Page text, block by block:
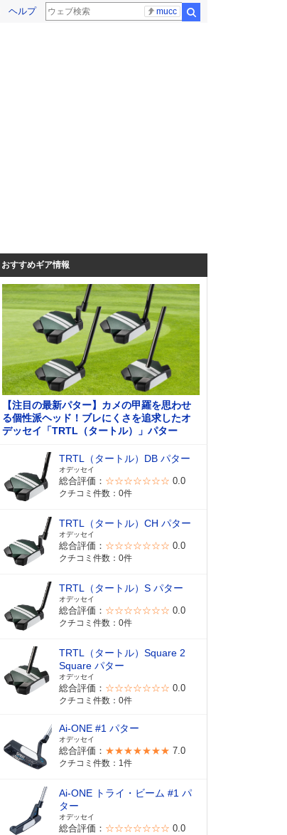
ヘルプ mucc
おすすめギア情報
【注目の最新パター】カメの甲羅を思わせ
る個性派ヘッド！ブレにくさを追求したオ
デッセイ「TRTL（タートル）」パター
TRTL（タートル）DB パター
オデッセイ
総合評価： ☆☆☆☆☆☆☆ 0.0
クチコミ件数：0件
TRTL（タートル）CH パター
オデッセイ
総合評価： ☆☆☆☆☆☆☆ 0.0
クチコミ件数：0件
TRTL（タートル）S パター
オデッセイ
総合評価： ☆☆☆☆☆☆☆ 0.0
クチコミ件数：0件
TRTL（タートル）Square 2
Square パター
オデッセイ
総合評価： ☆☆☆☆☆☆☆ 0.0
クチコミ件数：0件
Ai-ONE #1 パター
オデッセイ
総合評価： ★★★★★★★ 7.0
クチコミ件数：1件
Ai-ONE トライ・ビーム #1 パ
ター
オデッセイ
総合評価： ☆☆☆☆☆☆☆ 0.0